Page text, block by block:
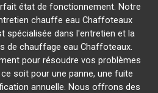
état de fonctionnement. Notre
chauffe eau Chaffoteaux
spécialisée dans l'entretien et la
de chauffage eau Chaffoteaux.
pour résoudre vos problèmes
soit pour une panne, une fuite
annuelle. Nous offrons des